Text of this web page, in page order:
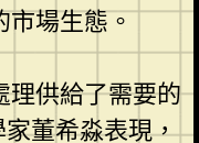
市場生態。
理供給了需要的
董希淼表現，